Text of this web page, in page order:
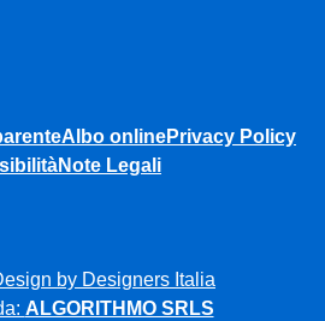
Albo onlinePrivacy Policy
Note Legali
by Designers Italia
ALGORITHMO SRLS